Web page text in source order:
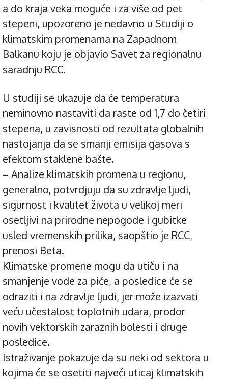
a do kraja veka moguće i za više od pet
stepeni, upozoreno je nedavno u Studiji o
klimatskim promenama na Zapadnom
Balkanu koju je objavio Savet za regionalnu
saradnju RCC.
U studiji se ukazuje da će temperatura
neminovno nastaviti da raste od 1,7 do četiri
stepena, u zavisnosti od rezultata globalnih
nastojanja da se smanji emisija gasova s
efektom staklene bašte.
– Analize klimatskih promena u regionu,
generalno, potvrdjuju da su zdravlje ljudi,
sigurnost i kvalitet života u velikoj meri
osetljivi na prirodne nepogode i gubitke
usled vremenskih prilika, saopštio je RCC,
prenosi Beta.
Klimatske promene mogu da utiču i na
smanjenje vode za piće, a posledice će se
odraziti i na zdravlje ljudi, jer može izazvati
veću učestalost toplotnih udara, prodor
novih vektorskih zaraznih bolesti i druge
posledice.
Istraživanje pokazuje da su neki od sektora u
kojima će se osetiti najveći uticaj klimatskih